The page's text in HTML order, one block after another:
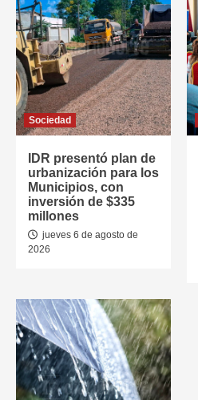
Sociedad
IDR presentó plan de
urbanización para los
Municipios, con
inversión de $335
millones
jueves 6 de agosto de
2026